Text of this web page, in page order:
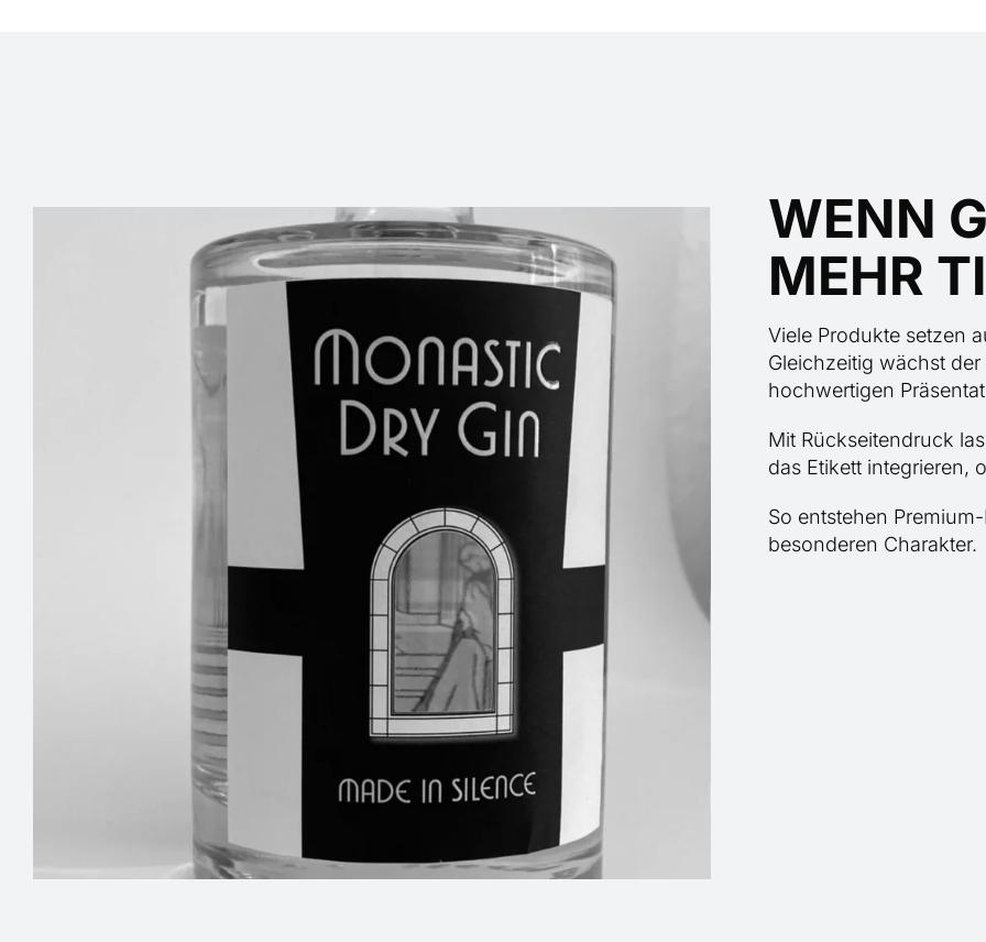
WENN
MEHR
Viele Produkte setzen
Gleichzeitig wächst
hochwertigen
Mit Rückseitendruck
das Etikett integrieren,
So entstehen
besonderen Charakter.